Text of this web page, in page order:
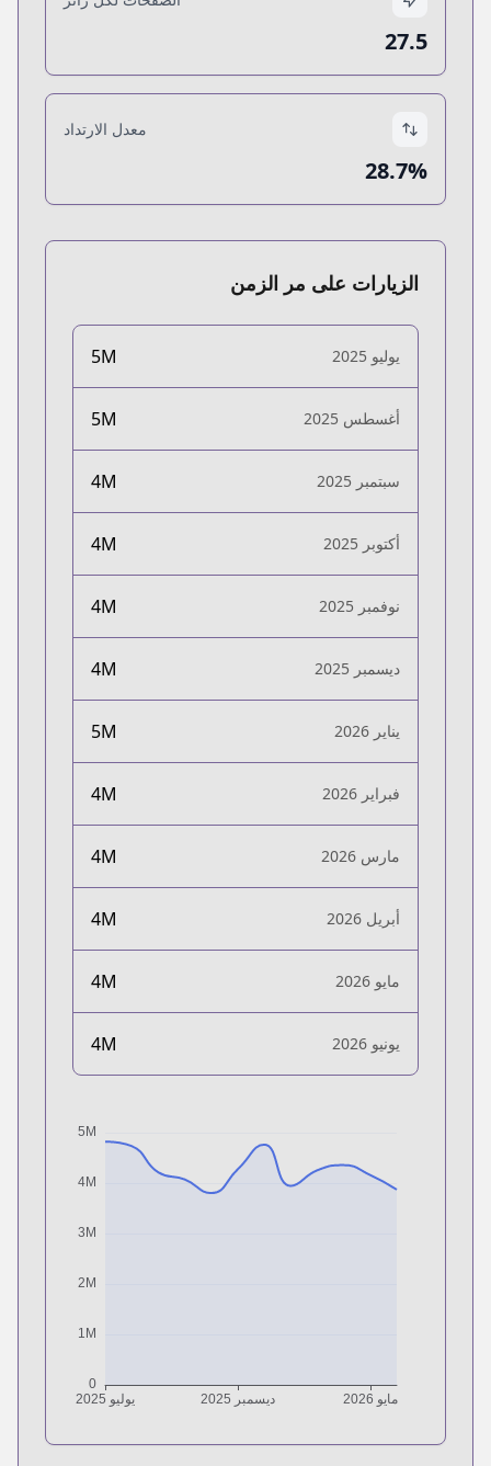
27.5
معدل الارتداد
28.7%
الزيارات على مر الزمن
يوليو 2025 5M
أغسطس 2025 5M
سبتمبر 2025 4M
أكتوبر 2025 4M
نوفمبر 2025 4M
ديسمبر 2025 4M
يناير 2026 5M
فبراير 2026 4M
مارس 2026 4M
أبريل 2026 4M
مايو 2026 4M
يونيو 2026 4M